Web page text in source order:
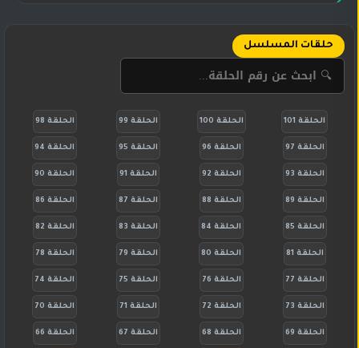
حلقات المسلسل
الحلقة 101 الحلقة 100 الحلقة 99 الحلقة 98
الحلقة 97 الحلقة 96 الحلقة 95 الحلقة 94
الحلقة 93 الحلقة 92 الحلقة 91 الحلقة 90
الحلقة 89 الحلقة 88 الحلقة 87 الحلقة 86
الحلقة 85 الحلقة 84 الحلقة 83 الحلقة 82
الحلقة 81 الحلقة 80 الحلقة 79 الحلقة 78
الحلقة 77 الحلقة 76 الحلقة 75 الحلقة 74
الحلقة 73 الحلقة 72 الحلقة 71 الحلقة 70
الحلقة 69 الحلقة 68 الحلقة 67 الحلقة 66